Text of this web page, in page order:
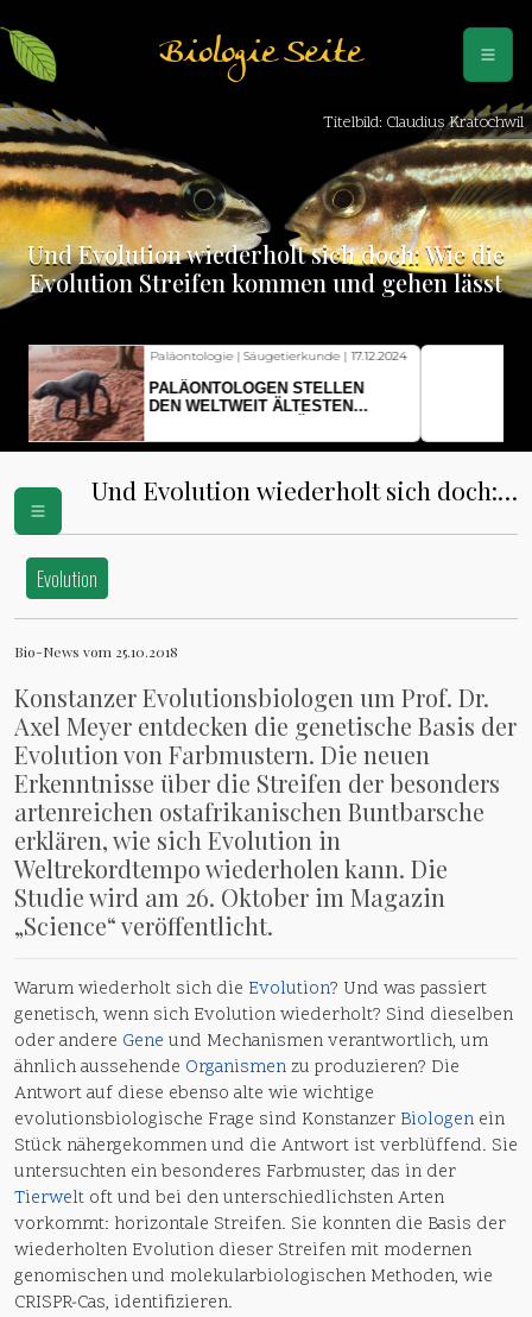
Biologie Seite
Titelbild: Claudius Kratochwil
Und Evolution wiederholt sich doch: Wie die
Evolution Streifen kommen und gehen lässt
Fischkunde | Klimawandel | 18.11.2024
KLIMAWANDEL SETZT
HERINGSLARVEN UNTER
Und Evolution wiederholt sich doch:
und gehen lässt
Evolution
Bio-News vom 25.10.2018
Konstanzer Evolutionsbiologen um Prof. Dr.
Axel Meyer entdecken die genetische Basis der
Evolution von Farbmustern. Die neuen
Erkenntnisse über die Streifen der besonders
artenreichen ostafrikanischen Buntbarsche
erklären, wie sich Evolution in
Weltrekordtempo wiederholen kann. Die
Studie wird am 26. Oktober im Magazin
„Science“ veröffentlicht.
Warum wiederholt sich die Evolution? Und was passiert
genetisch, wenn sich Evolution wiederholt? Sind dieselben
oder andere Gene und Mechanismen verantwortlich, um
ähnlich aussehende Organismenzu produzieren? Die
Antwort auf diese ebenso alte wie wichtige
evolutionsbiologische Frage sind Konstanzer Biologen ein
Stück nähergekommen und die Antwort ist verblüffend. Sie
untersuchten ein besonderes Farbmuster, das in der
Tierwelt oft und bei den unterschiedlichsten Arten
vorkommt: horizontale Streifen. Sie konnten die Basis der
wiederholten Evolution dieser Streifen mit modernen
genomischen und molekularbiologischen Methoden, wie
CRISPR-Cas, identifizieren.